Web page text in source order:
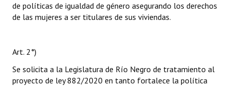
de políticas de igualdad de género asegurando los derechos
de las mujeres a ser titulares de sus viviendas.
Art. 2°)
Se solicita a la Legislatura de Río Negro de tratamiento al
proyecto de ley 882/2020 en tanto fortalece la política